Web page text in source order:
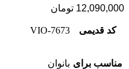
12,090,000 تومان
کد قدیمی 7673-VIO
مناسب برای بانوان